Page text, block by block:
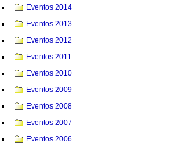
Eventos 2014
Eventos 2013
Eventos 2012
Eventos 2011
Eventos 2010
Eventos 2009
Eventos 2008
Eventos 2007
Eventos 2006